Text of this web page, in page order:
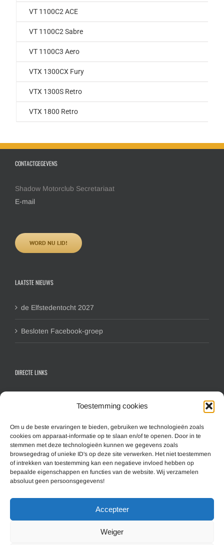
Toestemming cookies
Om u de beste ervaringen te bieden, gebruiken we technologieën zoals
cookies om apparaat-informatie op te slaan en/of te openen. Door in te
stemmen met deze technologieën kunnen we gegevens zoals
browsegedrag of unieke ID's op deze site verwerken. Het niet toestemmen
of intrekken van toestemming kan een negatieve invloed hebben op
bepaalde eigenschappen en functies van de website. Wij verzamelen
absoluut geen persoonsgegevens!
Accepteer
Weiger
VT 1100C2 ACE
VT 1100C2 Sabre
VT 1100C3 Aero
VTX 1300CX Fury
VTX 1300S Retro
VTX 1800 Retro
CONTACTGEGEVENS
Shadow Motorclub Secretariaat
E-mail
WORD NU LID!
LAATSTE NIEUWS
de Elfstedentocht 2027
Besloten Facebook-groep
DIRECTE LINKS
Inschrijfformulier hoofdlid
Inschrijfformulier gezinslid
Aanmelden nieuwsbrief
MEER INFORMATIE
Overzicht website (Sitemap)